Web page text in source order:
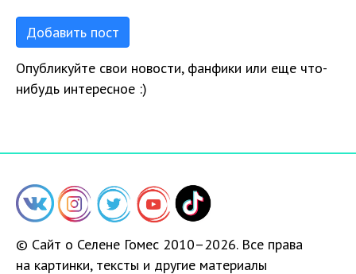
Добавить пост
Опубликуйте свои новости, фанфики или еще что-
нибудь интересное :)
© Сайт о Селене Гомес 2010–2026. Все права
на картинки, тексты и другие материалы